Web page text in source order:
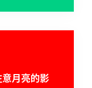
意月亮的影